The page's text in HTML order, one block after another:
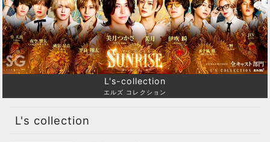
L's-collection
エルズ コレクション
L's collection